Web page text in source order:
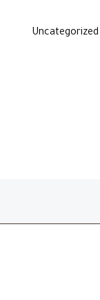
Uncategorized